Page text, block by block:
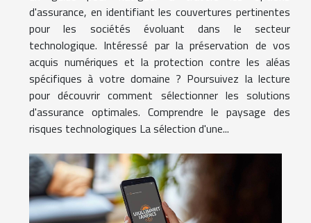
d'assurance, en identifiant les couvertures pertinentes
pour les sociétés évoluant dans le secteur
technologique. Intéressé par la préservation de vos
acquis numériques et la protection contre les aléas
spécifiques à votre domaine ? Poursuivez la lecture
pour découvrir comment sélectionner les solutions
d'assurance optimales. Comprendre le paysage des
risques technologiques La sélection d'une...